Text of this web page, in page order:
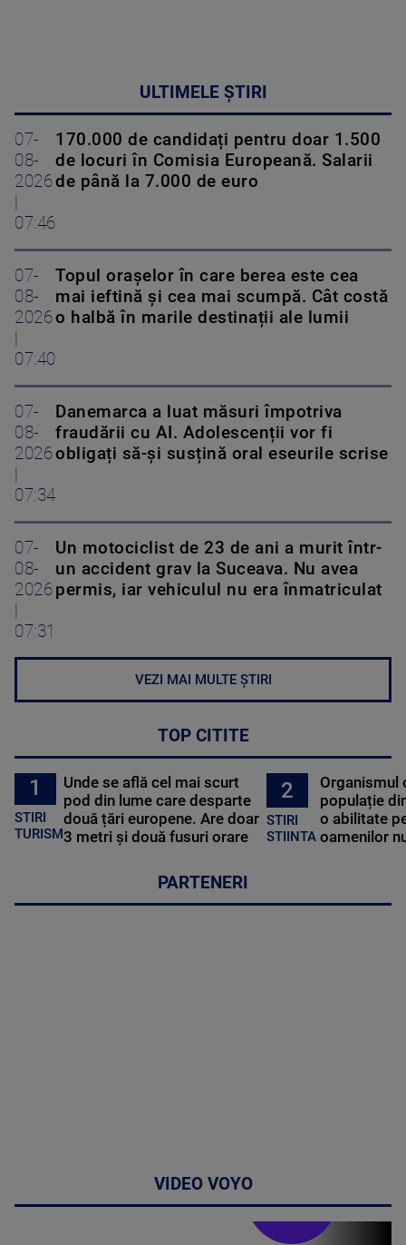
ULTIMELE ȘTIRI
07-
08-
2026
07:46
170.000 de candidați pentru doar 1.500
de locuri în Comisia Europeană. Salarii
de până la 7.000 de euro
07-
08-
2026
07:40
Topul orașelor în care berea este cea
mai ieftină și cea mai scumpă. Cât costă
o halbă în marile destinații ale lumii
07-
08-
2026
07:34
Danemarca a luat măsuri împotriva
fraudării cu AI. Adolescenții vor fi
obligați să-și susțină oral eseurile scrise
07-
08-
2026
07:31
Un motociclist de 23 de ani a murit într-
un accident grav la Suceava. Nu avea
permis, iar vehiculul nu era înmatriculat
VEZI MAI MULTE ȘTIRI
TOP CITITE
1
STIRI
TURISM
Unde se află cel mai scurt
pod din lume care desparte
două țări europene. Are doar
3 metri și două fusuri orare
2
STIRI
STIINTA
Organismul
populație
o abilitate
oamenilor
PARTENERI
VIDEO VOYO